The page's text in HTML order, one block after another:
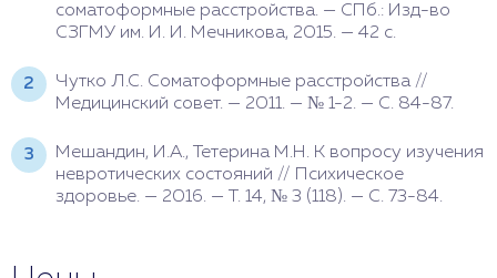
соматоформные расстройства. — СПб.: Изд-во
СЗГМУ им. И. И. Мечникова, 2015. — 42 с.
Чутко Л.С. Соматоформные расстройства //
Медицинский совет. — 2011. — № 1-2. — С. 84-87.
Мешандин, И.А., Тетерина М.Н. К вопросу изучения
невротических состояний // Психическое
здоровье. — 2016. — Т. 14, № 3 (118). — С. 73-84.